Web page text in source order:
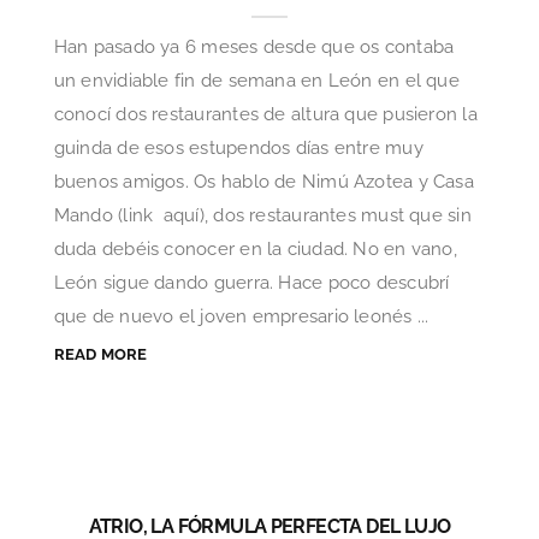
Han pasado ya 6 meses desde que os contaba
un envidiable fin de semana en León en el que
conocí dos restaurantes de altura que pusieron la
guinda de esos estupendos días entre muy
buenos amigos. Os hablo de Nimú Azotea y Casa
Mando (link aquí), dos restaurantes must que sin
duda debéis conocer en la ciudad. No en vano,
León sigue dando guerra. Hace poco descubrí
que de nuevo el joven empresario leonés ...
READ MORE
ATRIO, LA FÓRMULA PERFECTA DEL LUJO